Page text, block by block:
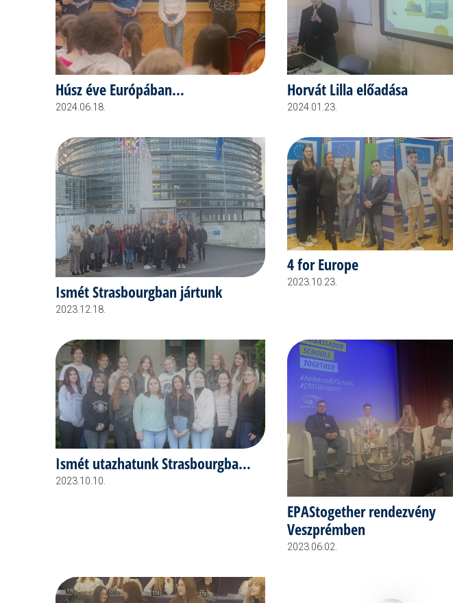
Húsz éve Európában…
2024.06.18.
Horvát Lilla előadása
2024.01.23.
Ismét Strasbourgban jártunk
2023.12.18.
4 for Europe
2023.10.23.
Ismét utazhatunk Strasbourgba…
2023.10.10.
EPAStogether rendezvény
Veszprémben
2023.06.02.